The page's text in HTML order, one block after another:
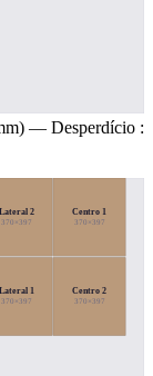
— Desperdício :
Lateral 2
370×397
Lateral 1
370×397
Centro 1
370×397
Centro 2
370×397